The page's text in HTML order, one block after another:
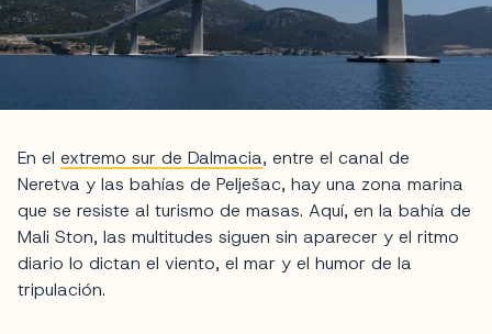
En el extremo sur de Dalmacia, entre el canal de
Neretva y las bahías de Pelješac, hay una zona marina
que se resiste al turismo de masas. Aquí, en la bahía de
Mali Ston, las multitudes siguen sin aparecer y el ritmo
diario lo dictan el viento, el mar y el humor de la
tripulación.